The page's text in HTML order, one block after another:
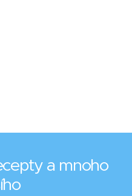
a mnoho